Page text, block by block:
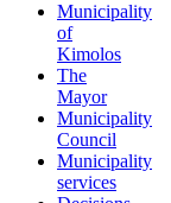
Municipality
of
Kimolos
The
Mayor
Municipality
Council
Municipality
services